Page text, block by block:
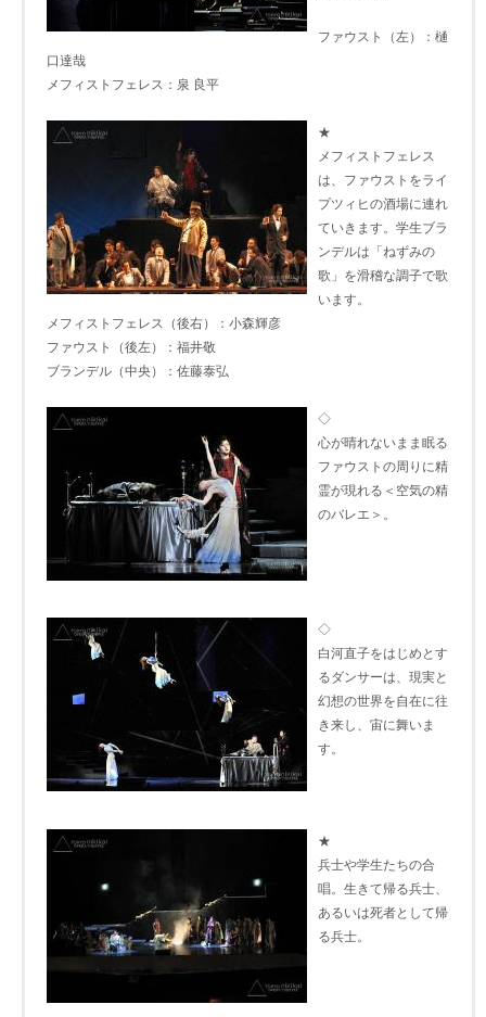
ファウスト（左）：樋
口達哉
メフィストフェレス：泉 良平
★
メフィストフェレス
は、ファウストをライ
プツィヒの酒場に連れ
ていきます。学生ブラ
ンデルは「ねずみの
歌」を滑稽な調子で歌
います。
メフィストフェレス（後右）：小森輝彦
ファウスト（後左）：福井敬
ブランデル（中央）：佐藤泰弘
◇
心が晴れないまま眠る
ファウストの周りに精
霊が現れる＜空気の精
のバレエ＞。
◇
白河直子をはじめとす
るダンサーは、現実と
幻想の世界を自在に往
き来し、宙に舞いま
す。
★
兵士や学生たちの合
唱。生きて帰る兵士、
あるいは死者として帰
る兵士。